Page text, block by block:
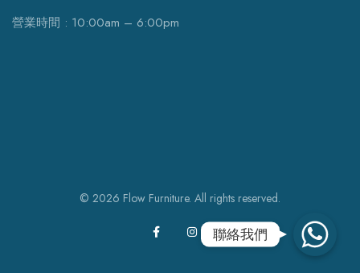
營業時間 : 10:00am – 6:00pm
© 2026 Flow Furniture. All rights reserved.
聯絡我們